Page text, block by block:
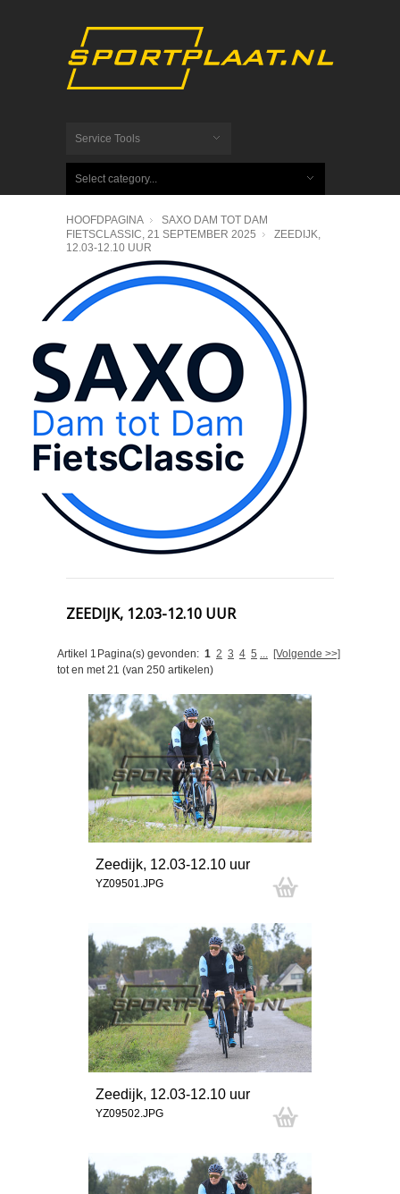
Service Tools
Select category...
HOOFDPAGINA
SAXO DAM TOT DAM
FIETSCLASSIC, 21 SEPTEMBER 2025
ZEEDIJK,
12.03-12.10 UUR
ZEEDIJK, 12.03-12.10 UUR
Pagina(s) gevonden: 1 2 3 4 5 ... [Volgende >>]
Artikel 1
tot en met21 (van 250 artikelen)
Zeedijk, 12.03-12.10 uur
YZ09501.JPG
Zeedijk, 12.03-12.10 uur
YZ09502.JPG